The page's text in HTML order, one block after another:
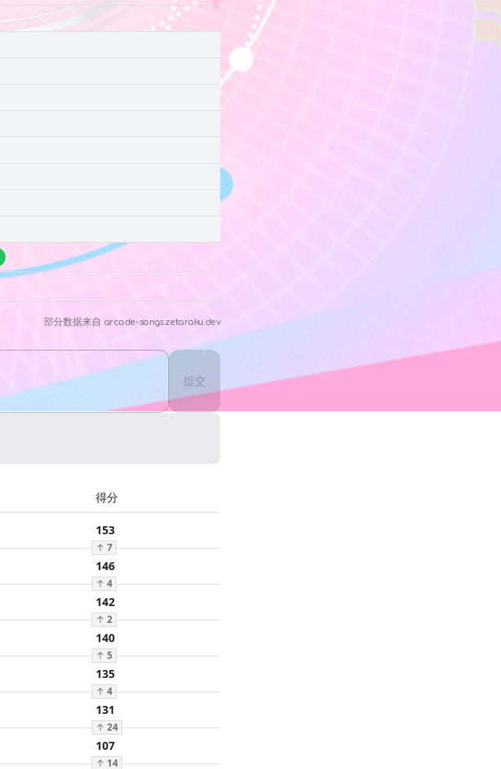
部分数据来自 arcade-songs.zetaraku.dev
提交
得分
153
↑ 7
146
↑ 4
142
↑ 2
140
↑ 5
135
↑ 4
131
↑ 24
107
↑ 14